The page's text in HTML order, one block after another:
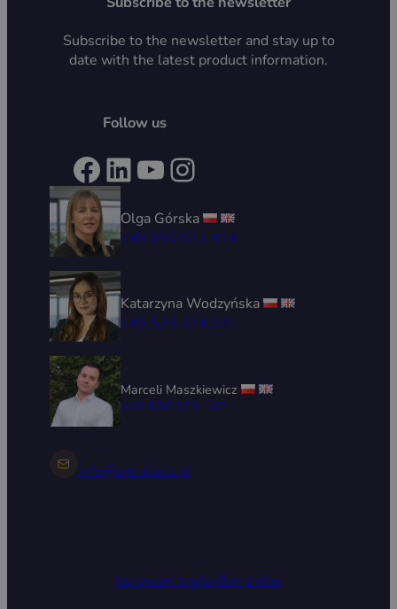
Subscribe to the newsletter and stay up to
date with the latest product information.
Follow us
Facebook LinkedIn YouTube Instagram
Olga Górska
+48 690 512 414
Katarzyna Wodzyńska
+48 539 314 031
Marceli Maszkiewicz
+48 696 029 167
info@zptrailers.pl
Ice cream trailerBar trailer